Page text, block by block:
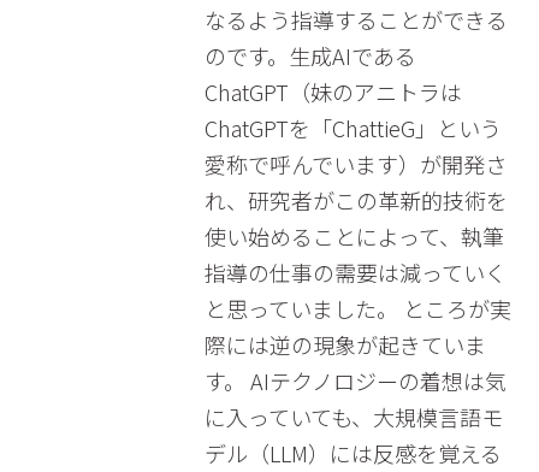
なるよう指導することができる
のです。生成AIである
ChatGPT（妹のアニトラは
ChatGPTを「ChattieG」という
愛称で呼んでいます）が開発さ
れ、研究者がこの革新的技術を
使い始めることによって、執筆
指導の仕事の需要は減っていく
と思っていました。 ところが実
際には逆の現象が起きていま
す。 AIテクノロジーの着想は気
に入っていても、大規模言語モ
デル（LLM）には反感を覚える